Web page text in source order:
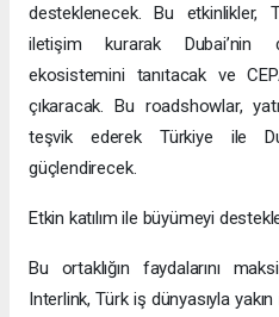
desteklenecek. Bu etkinlikler,
iletişim kurarak Dubai’nin
ekosistemini tanıtacak ve
çıkaracak. Bu roadshowlar,
teşvik ederek Türkiye ile
güçlendirecek.
Etkin katılım ile büyümeyi
Bu ortaklığın faydalarını
Interlink, Türk iş dünyasıyla